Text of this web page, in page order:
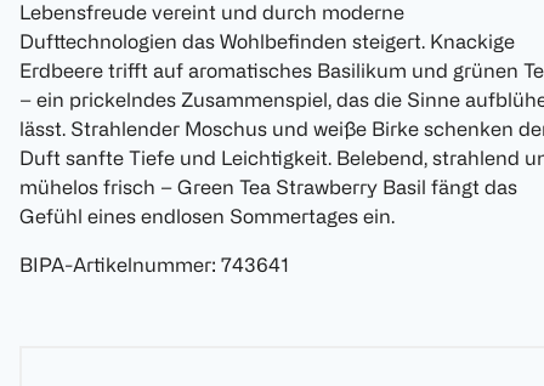
Lebensfreude vereint und durch moderne
Dufttechnologien das Wohlbefinden steigert. Knackige
Erdbeere trifft auf aromatisches Basilikum und grünen
– ein prickelndes Zusammenspiel, das die Sinne
lässt. Strahlender Moschus und weiße Birke schenken
Duft sanfte Tiefe und Leichtigkeit. Belebend, strahlend
mühelos frisch – Green Tea Strawberry Basil fängt das
Gefühl eines endlosen Sommertages ein.
BIPA-Artikelnummer: 743641